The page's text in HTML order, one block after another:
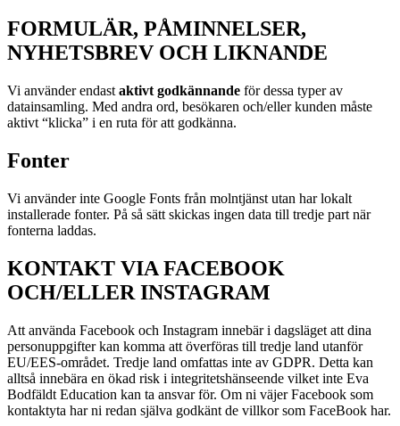
FORMULÄR, PÅMINNELSER,
NYHETSBREV OCH LIKNANDE
Vi använder endast aktivt godkännande för dessa typer av
datainsamling. Med andra ord, besökaren och/eller kunden måste
aktivt “klicka” i en ruta för att godkänna.
Fonter
Vi använder inte Google Fonts från molntjänst utan har lokalt
installerade fonter. På så sätt skickas ingen data till tredje part när
fonterna laddas.
KONTAKT VIA FACEBOOK
OCH/ELLER INSTAGRAM
Att använda Facebook och Instagram innebär i dagsläget att dina
personuppgifter kan komma att överföras till tredje land utanför
EU/EES-området. Tredje land omfattas inte av GDPR. Detta kan
alltså innebära en ökad risk i integritetshänseende vilket inte Eva
Bodfäldt Education kan ta ansvar för. Om ni väjer Facebook som
kontaktyta har ni redan själva godkänt de villkor som FaceBook har.